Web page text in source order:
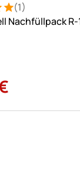
5 von 5 (1
(1)
Nachfüllpack